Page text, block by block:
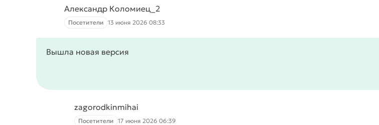
Александр Коломиец_2
Посетители 13 июня 2026 08:33
Вышла новая версия
zagorodkinmihai
Посетители 17 июня 2026 06:39